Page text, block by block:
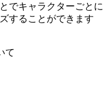
でキャラクターごとに
することができます
て